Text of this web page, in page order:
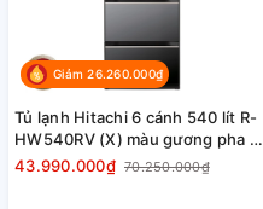
Giảm 26.260.000₫
Tủ lạnh Hitachi 6 cánh 540 lít R-
HW540RV (X) màu gương pha lê
giá tốt
43.990.000₫ 70.250.000₫